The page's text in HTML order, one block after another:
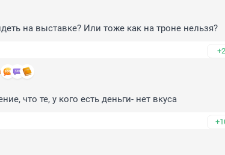
на выставке? Или тоже как на троне нельзя?
+2
что те, у кого есть деньги- нет вкуса